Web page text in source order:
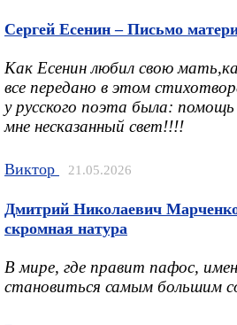
Сергей Есенин – Письмо
Как Есенин любил свою
все передано в этом
у русского поэта была:
мне несказанный свет!!!!
Виктор 21.05.2026
Дмитрий Николаевич
скромная натура
В мире, где правит пафос,
становиться самым большим